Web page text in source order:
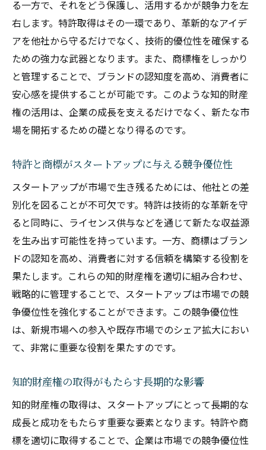
る一方で、それをどう保護し、活用するかが競争力を左
右します。特許取得はその一環であり、革新的なアイデ
アを他社から守るだけでなく、技術的優位性を確保する
ための強力な武器となります。また、商標権をしっかり
と管理することで、ブランドの認知度を高め、消費者に
安心感を提供することが可能です。このような知的財産
権の活用は、企業の成長を支えるだけでなく、新たな市
場を開拓するための礎となり得るのです。
特許と商標がスタートアップに与える競争優位性
スタートアップが市場で生き残るためには、他社との差
別化を図ることが不可欠です。特許は技術的な革新を守
ると同時に、ライセンス供与などを通じて新たな収益源
を生み出す可能性を持っています。一方、商標はブラン
ドの認知を高め、消費者に対する信頼を構築する役割を
果たします。これらの知的財産権を適切に組み合わせ、
戦略的に管理することで、スタートアップは市場での競
争優位性を強化することができます。この競争優位性
は、新規市場への参入や既存市場でのシェア拡大におい
て、非常に重要な役割を果たすのです。
知的財産権の取得がもたらす長期的な影響
知的財産権の取得は、スタートアップにとって長期的な
成長と成功をもたらす重要な要素となります。特許や商
標を適切に取得することで、企業は市場での競争優位性